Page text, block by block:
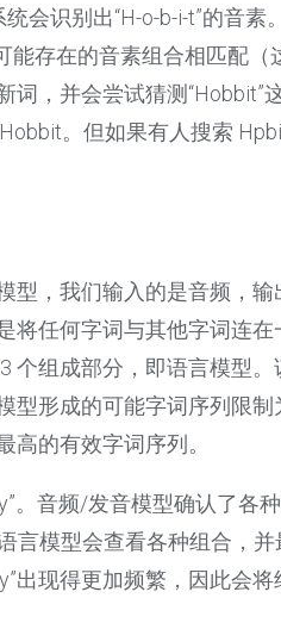
会识别出“H-o-b-i-t”的音
能存在的音素组合相匹配
词，并会尝试猜测
。但如果有人搜索
型，我们输入的是音频，
将任何字词与其他字词连
个组成部分，即语言模型
型形成的可能字词序列限
高的有效字词序列。
。音频/发音模型确认了各
言模型会查看各种组合，并
出现得更加频繁，因此会将